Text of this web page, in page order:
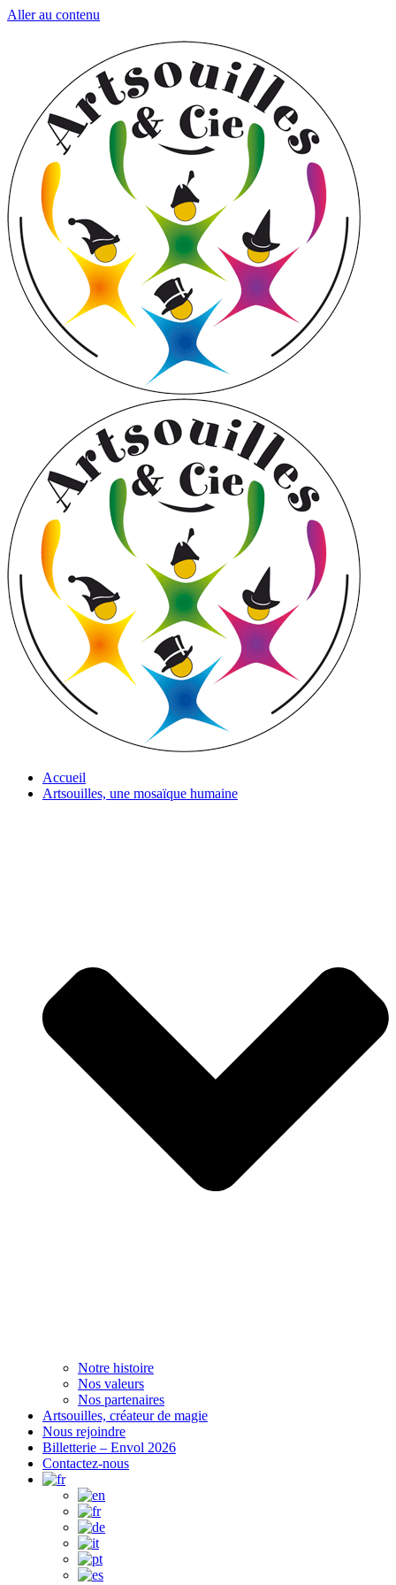
Aller au contenu
Accueil
Artsouilles, une mosaïque humaine
Notre histoire
Nos valeurs
Nos partenaires
Artsouilles, créateur de magie
Nous rejoindre
Billetterie – Envol 2026
Contactez-nous